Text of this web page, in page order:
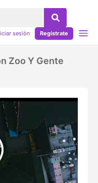
sesión Regístrate
Zoo Y Gente